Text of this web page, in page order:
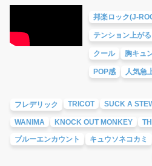
邦楽ロック(J-
テンション上がる
クール 胸キュ
POP感 人気急
フレデリック
TRICOT SUCK A
WANIMA KNOCK OUT MONKEY
ブルーエンカウント
キュウソネコカミ